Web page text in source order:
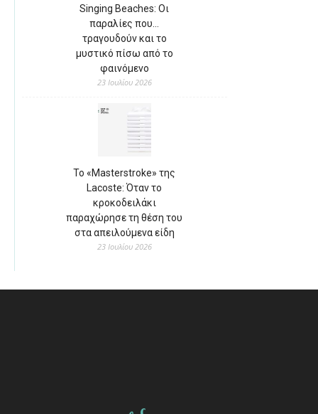
Singing Beaches: Οι
παραλίες που…
τραγουδούν και το
μυστικό πίσω από το
φαινόμενο
23 Ιουλίου 2026
Το «Masterstroke» της
Lacoste: Όταν το
κροκοδειλάκι
παραχώρησε τη θέση του
στα απειλούμενα είδη
23 Ιουλίου 2026